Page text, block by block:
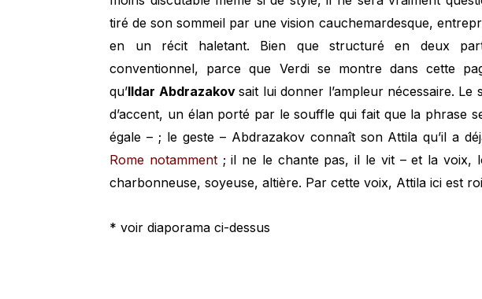
tiré de son sommeil par une vision cauchemardesque,
en un récit haletant. Bien que structuré en deux
conventionnel, parce que Verdi se montre dans cette
qu’Ildar Abdrazakovsait lui donner l’ampleur nécessaire.
d’accent, un élan porté par le souffle qui fait que la phrase
égale – ; le geste – Abdrazakov connaît son Attila qu’il a
Rome notamment ; il ne le chante pas, il le vit – et la voix,
charbonneuse, soyeuse, altière. Par cette voix, Attila ici est
* voir diaporama ci-dessus